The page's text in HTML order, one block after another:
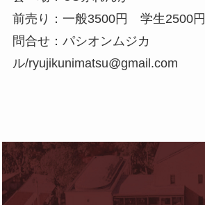
前売り：一般3500円 学生2500円
問合せ：パシオンムジカ
ル/ryujikunimatsu@gmail.com